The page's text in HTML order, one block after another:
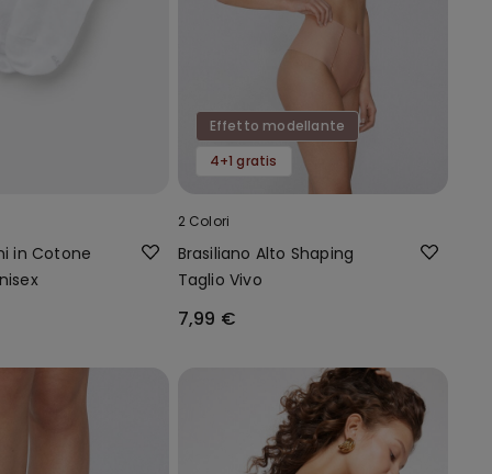
in Cotone
Effetto modellante
4+1 gratis
2 Colori
Brasiliano Alto Shaping
Taglio Vivo
7,99 €